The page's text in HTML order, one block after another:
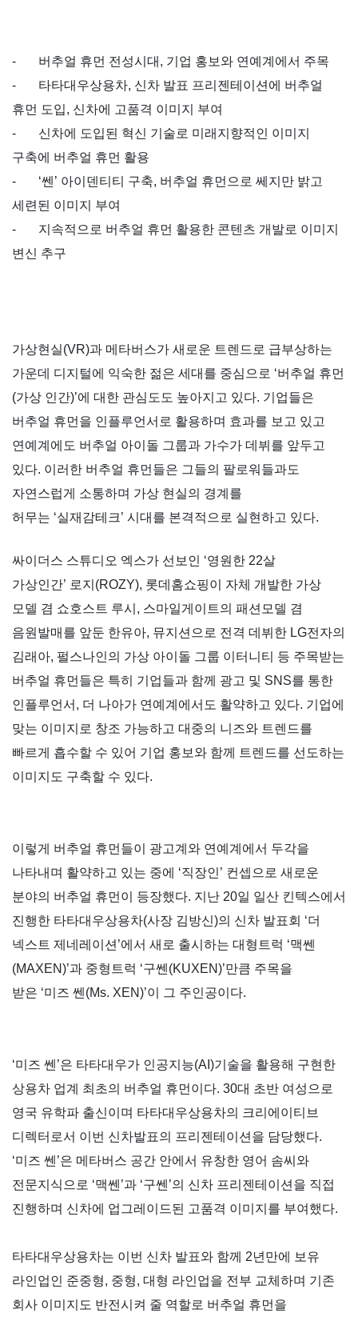
- 버추얼 휴먼 전성시대 , 기업 홍보와 연예계에서 주목
-
타타대우상용차, 신차 발표 프리젠테이션에 버추얼
휴먼 도입, 신차에 고품격 이미지 부여
-
신차에 도입된 혁신 기술로 미래지향적인 이미지
구축에 버추얼 휴먼 활용
-
‘쎈 ’ 아이덴티티 구축, 버추얼 휴먼으로 쎄지만 밝고
세련된 이미지 부여
-
지속적으로 버추얼 휴먼 활용한 콘텐츠 개발로 이미지
변신 추구
가상현실(VR)과 메타버스가 새로운 트렌드로 급부상하는
가운데 디지털에 익숙한 젊은 세대를 중심으로 ‘버추얼 휴먼
(가상 인간)’에 대한 관심도도 높아지고 있다. 기업들은
버추얼 휴먼을 인플루언서로 활용하며 효과를 보고 있고
연예계에도 버추얼 아이돌 그룹과 가수가 데뷔를 앞두고
있다. 이러한 버추얼 휴먼들은 그들의 팔로워들과도
자연스럽게 소통하며 가상 현실의 경계를
허무는 ‘실재감테크’ 시대를 본격적으로 실현하고 있다.
싸이더스 스튜디오 엑스가 선보인 ‘영원한 22살
가상인간’ 로지 (ROZY), 롯데홈쇼핑이 자체 개발한 가상
모델 겸 쇼호스트 루시 , 스마일게이트의 패션모델 겸
음원발매를 앞둔 한유아, 뮤지션으로 전격 데뷔한 LG전자의
김래아, 펄스나인의 가상 아이돌 그룹 이터니티 등 주목받는
버추얼 휴먼들은 특히 기업들과 함께 광고 및 SNS를 통한
인플루언서 , 더 나아가 연예계에서도 활약하고 있다. 기업에
맞는 이미지로 창조 가능하고 대중의 니즈와 트렌드를
빠르게 흡수할 수 있어 기업 홍보와 함께 트렌드를 선도하는
이미지도 구축할 수 있다.
이렇게 버추얼 휴먼들이 광고계와 연예계에서 두각을
나타내며 활약하고 있는 중에 ‘직장인’ 컨셉으로 새로운
분야의 버추얼 휴먼이 등장했다. 지난 20일 일산 킨텍스에서
진행한 타타대우상용차(사장 김방신)의 신차 발표회 ‘더
넥스트 제네레이션 ’에서 새로 출시하는 대형트럭 ‘맥쎈
(MAXEN)’과 중형트럭 ‘구쎈 (KUXEN)’만큼 주목을
받은 ‘미즈 쎈 (Ms. XEN)’이 그 주인공이다.
‘미즈 쎈 ’은 타타대우가 인공지능(AI)기술을 활용해 구현한
상용차 업계 최초의 버추얼 휴먼이다. 30대 초반 여성으로
영국 유학파 출신이며 타타대우상용차의 크리에이티브
디렉터로서 이번 신차발표의 프리젠테이션을 담당했다.
‘미즈 쎈 ’은 메타버스 공간 안에서 유창한 영어 솜씨와
전문지식으로 ‘맥쎈 ’과 ‘구쎈 ’의 신차 프리젠테이션을 직접
진행하며 신차에 업그레이드된 고품격 이미지를 부여했다.
타타대우상용차는 이번 신차 발표와 함께 2년만에 보유
라인업인 준중형, 중형, 대형 라인업을 전부 교체하며 기존
회사 이미지도 반전시켜 줄 역할로 버추얼 휴먼을